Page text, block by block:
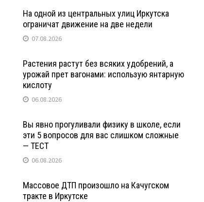
На одной из центральных улиц Иркутска
ограничат движение на две недели
07.08.2026
Растения растут без всяких удобрений, а
урожай прет вагонами: использую янтарную
кислоту
06.08.2026
Вы явно прогуливали физику в школе, если
эти 5 вопросов для вас слишком сложные
— ТЕСТ
06.08.2026
Массовое ДТП произошло на Качугском
тракте в Иркутске